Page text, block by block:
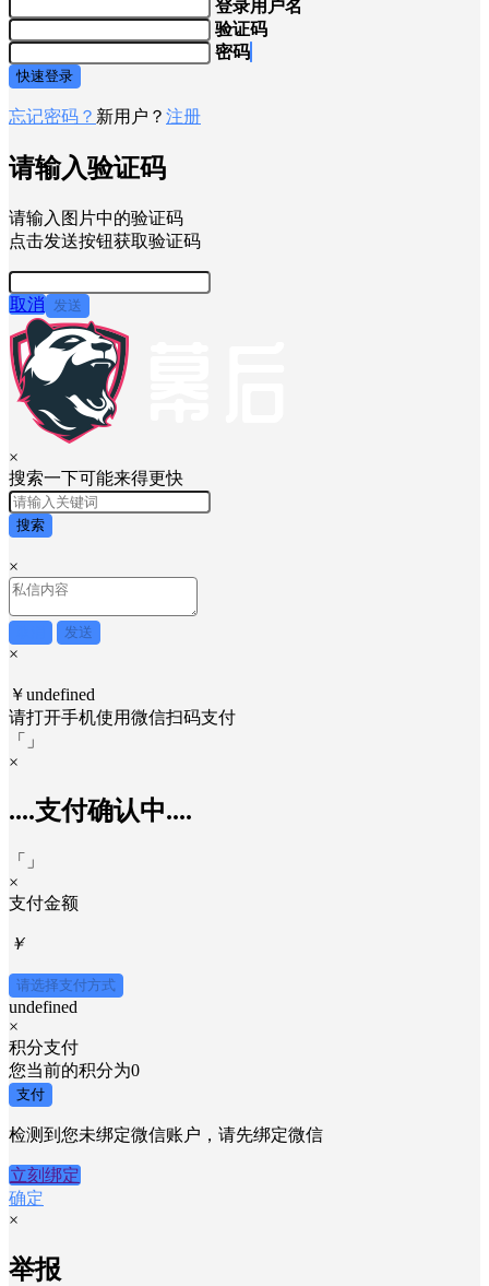
登录用户名
验证码
密码
快速登录
忘记密码？ 新用户？ 注册
请输入验证码
请输入图片中的验证码
点击发送按钮获取验证码
取消 发送
×
搜索一下可能来得更快
搜索
×
发送
×
￥undefined
请打开手机使用微信扫码支付
「
」
×
....支付确认中....
「
」
×
支付金额
￥
请选择支付方式
undefined
×
积分支付
您当前的积分为0
支付
检测到您未绑定微信账户，请先绑定微信
立刻绑定
确定
×
举报